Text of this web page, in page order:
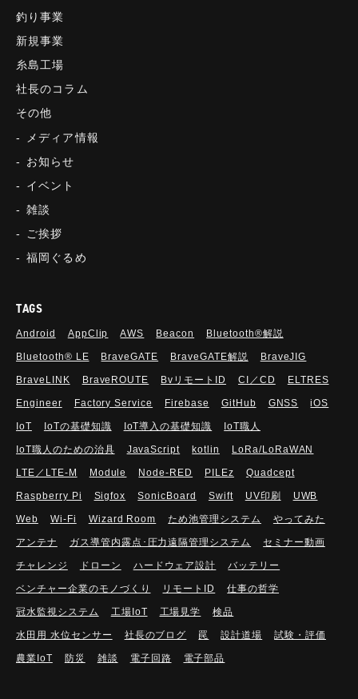
釣り事業
新規事業
糸島工場
社長のコラム
その他
メディア情報
お知らせ
イベント
雑談
ご挨拶
福岡ぐるめ
TAGS
Android AppClip AWS Beacon Bluetooth®解説
Bluetooth®︎ LE BraveGATE BraveGATE解説 BraveJIG
BraveLINK BraveROUTE BvリモートID CI／CD ELTRES
Engineer Factory Service Firebase GitHub GNSS iOS
IoT IoTの基礎知識 IoT導入の基礎知識 IoT職人
IoT職人のための治具 JavaScript kotlin LoRa/LoRaWAN
LTE／LTE-M Module Node-RED PILEz Quadcept
Raspberry Pi Sigfox SonicBoard Swift UV印刷 UWB
Web Wi-Fi Wizard Room ため池管理システム やってみた
アンテナ ガス導管内露点･圧力遠隔管理システム セミナー動画
チャレンジ ドローン ハードウェア設計 バッテリー
ベンチャー企業のモノづくり リモートID 仕事の哲学
冠水監視システム 工場IoT 工場見学 検品
水田用 水位センサー 社長のブログ 罠 設計道場 試験・評価
農業IoT 防災 雑談 電子回路 電子部品